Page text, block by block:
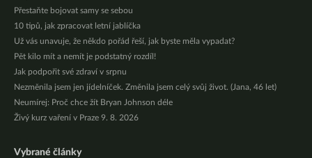
Přestaňte bojovat samy se sebou
10 tipů, jak zpracovat letní jablíčka
Už vás unavuje, že někdo pořád řeší, jak byste měla vypadat?
Pět kilo mít a nemít je podstatný rozdíl!
Jak podpořit své zdraví v srpnu
Nezměnila jsem jen jídelníček. Změnila jsem celý svůj život. (Jana, 46 let)
Neumírej: Proč chce žít Bryan Johnson déle
Živý kurz vaření v Praze 9. 8. 2026
Vybrané články